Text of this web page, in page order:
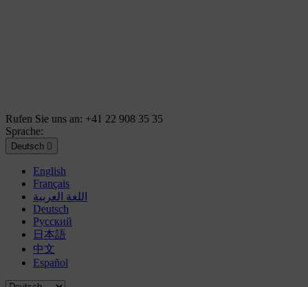
Rufen Sie uns an: +41 22 908 35 35
Sprache:
Deutsch 
English
Français
اللغة العربية
Deutsch
Русский
日本語
中文
Español